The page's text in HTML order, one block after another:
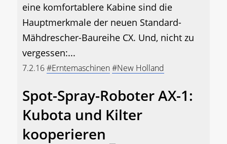
eine komfortablere Kabine sind die
Hauptmerkmale der neuen Standard-
Mähdrescher-Baureihe CX. Und, nicht zu
vergessen:...
7.2.16#Erntemaschinen#New Holland
Spot-Spray-Roboter AX-1:
Kubota und Kilter
kooperieren